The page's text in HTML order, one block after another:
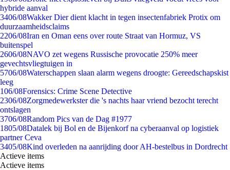
hybride aanval
3406/08Wakker Dier dient klacht in tegen insectenfabriek Protix om
duurzaamheidsclaims
2206/08Iran en Oman eens over route Straat van Hormuz, VS
buitenspel
2606/08NAVO zet wegens Russische provocatie 250% meer
gevechtsvliegtuigen in
5706/08Waterschappen slaan alarm wegens droogte: Gereedschapskist
leeg
106/08Forensics: Crime Scene Detective
2306/08Zorgmedewerkster die 's nachts haar vriend bezocht terecht
ontslagen
3706/08Random Pics van de Dag #1977
1805/08Datalek bij Bol en de Bijenkorf na cyberaanval op logistiek
partner Ceva
3405/08Kind overleden na aanrijding door AH-bestelbus in Dordrecht
Actieve items
Actieve items